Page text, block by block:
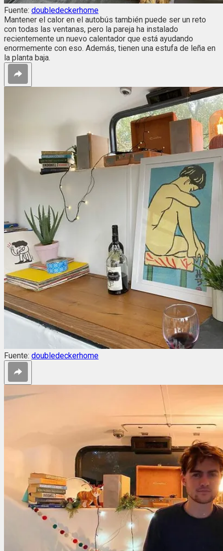
Fuente: doubledeckerhome
Mantener el calor en el autobús también puede ser un reto
con todas las ventanas, pero la pareja ha instalado
recientemente un nuevo calentador que está ayudando
enormemente con eso. Además, tienen una estufa de leña en
la planta baja.
Fuente: doubledeckerhome